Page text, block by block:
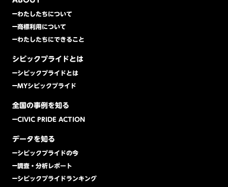
わたしたちについて
商標利用について
わたしたちにできること
シビックプライドとは
シビックプライドとは
MYシビックプライド
全国の事例を知る
CIVIC PRIDE ACTION
データを知る
シビックプライドの今
調査・分析レポート
シビックプライドランキング